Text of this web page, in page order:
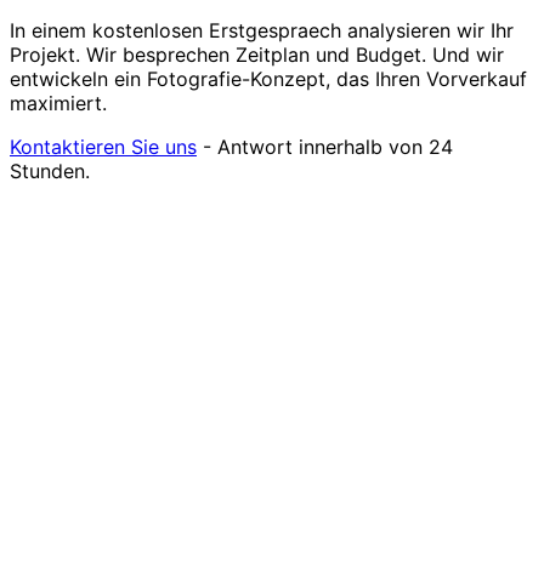
In einem kostenlosen Erstgespraech analysieren wir Ihr
Projekt. Wir besprechen Zeitplan und Budget. Und wir
entwickeln ein Fotografie-Konzept, das Ihren Vorverkauf
maximiert.
Kontaktieren Sie uns - Antwort innerhalb von 24
Stunden.